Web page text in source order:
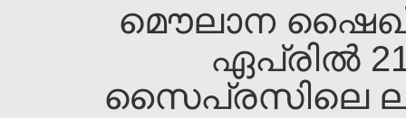
മൌലാന ഷൈഖ്‌
ഏപ്രില്‍
സൈപ്രസിലെ